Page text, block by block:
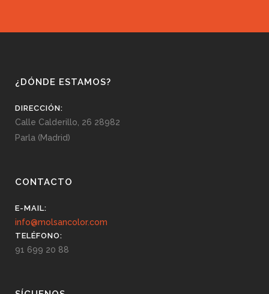
¿DÓNDE ESTAMOS?
DIRECCIÓN:
Calle Calderillo, 26 28982
Parla (Madrid)
CONTACTO
E-MAIL:
info@molsancolor.com
TELÉFONO:
91 699 20 88